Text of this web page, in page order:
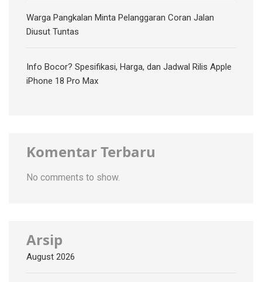
Warga Pangkalan Minta Pelanggaran Coran Jalan
Diusut Tuntas
Info Bocor? Spesifikasi, Harga, dan Jadwal Rilis Apple
iPhone 18 Pro Max
Komentar Terbaru
No comments to show.
Arsip
August 2026